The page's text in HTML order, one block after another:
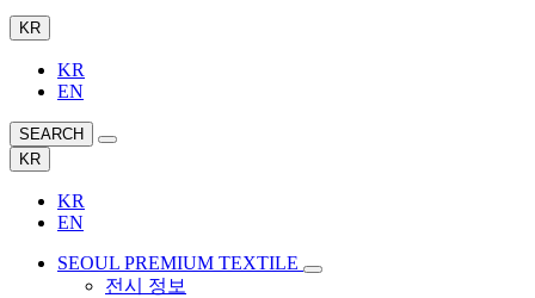
KR
KR
EN
SEARCH
KR
KR
EN
SEOUL PREMIUM TEXTILE
전시 정보